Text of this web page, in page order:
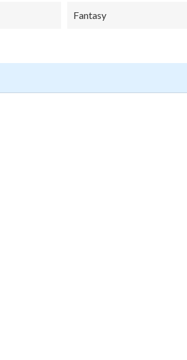
Fantasy